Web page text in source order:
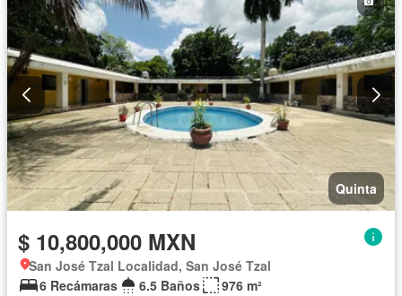
Quinta
$ 10,800,000 MXN
San José Tzal Localidad, San José Tzal
6 Recámaras
6.5 Baños
976 m²